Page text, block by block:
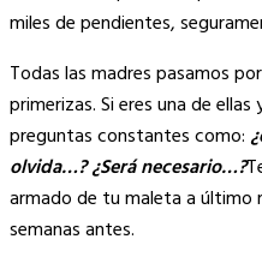
miles de pendientes,
Todas las madres pasamos
primerizas. Si eres una de
preguntas constantes como:
olvida…? ¿Será necesario…?
armado de tu maleta a último
semanas antes.